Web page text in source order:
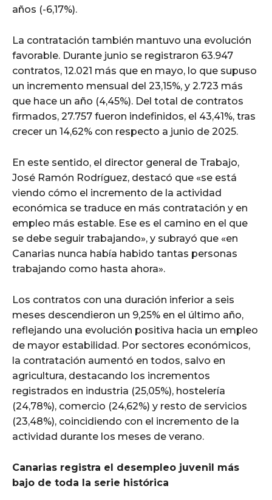
años (-6,17%).
La contratación también mantuvo una evolución
favorable. Durante junio se registraron 63.947
contratos, 12.021 más que en mayo, lo que supuso
un incremento mensual del 23,15%, y 2.723 más
que hace un año (4,45%). Del total de contratos
firmados, 27.757 fueron indefinidos, el 43,41%, tras
crecer un 14,62% con respecto a junio de 2025.
En este sentido, el director general de Trabajo,
José Ramón Rodríguez, destacó que «se está
viendo cómo el incremento de la actividad
económica se traduce en más contratación y en
empleo más estable. Ese es el camino en el que
se debe seguir trabajando», y subrayó que «en
Canarias nunca había habido tantas personas
trabajando como hasta ahora».
Los contratos con una duración inferior a seis
meses descendieron un 9,25% en el último año,
reflejando una evolución positiva hacia un empleo
de mayor estabilidad. Por sectores económicos,
la contratación aumentó en todos, salvo en
agricultura, destacando los incrementos
registrados en industria (25,05%), hostelería
(24,78%), comercio (24,62%) y resto de servicios
(23,48%), coincidiendo con el incremento de la
actividad durante los meses de verano.
Canarias registra el desempleo juvenil más
bajo de toda la serie histórica